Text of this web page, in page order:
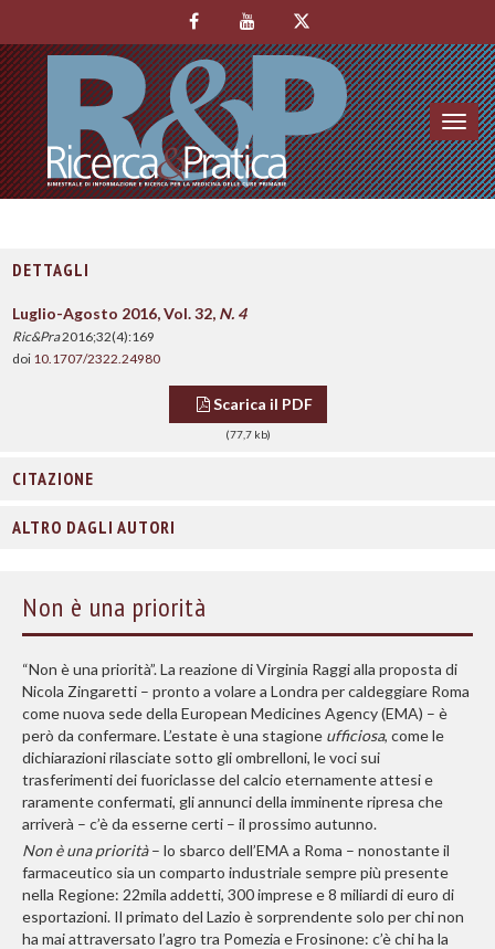
DETTAGLI
Luglio-Agosto 2016, Vol. 32, N. 4
Ric&Pra2016;32(4):169
doi 10.1707/2322.24980
Scarica il PDF
(77,7 kb)
CITAZIONE
ALTRO DAGLI AUTORI
Non è una priorità
“Non è una priorità”. La reazione di Virginia Raggi alla proposta di
Nicola Zingaretti – pronto a volare a Londra per caldeggiare Roma
come nuova sede della European Medicines Agency (EMA) – è
però da confermare. L’estate è una stagione ufficiosa, come le
dichiarazioni rilasciate sotto gli ombrelloni, le voci sui
trasferimenti dei fuoriclasse del calcio eternamente attesi e
raramente confermati, gli annunci della imminente ripresa che
arriverà – c’è da esserne certi – il prossimo autunno.
Non è una priorità– lo sbarco dell’EMA a Roma – nonostante il
farmaceutico sia un comparto industriale sempre più presente
nella Regione: 22mila addetti, 300 imprese e 8 miliardi di euro di
esportazioni. Il primato del Lazio è sorprendente solo per chi non
ha mai attraversato l’agro tra Pomezia e Frosinone: c’è chi ha la